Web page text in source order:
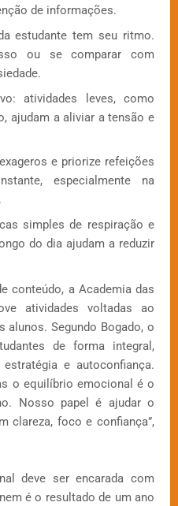
de informações.
estudante tem seu ritmo.
ou se comparar com
atividades leves, como
ajudam a aliviar a tensão e
e priorize refeições
especialmente na
simples de respiração e
do dia ajudam a reduzir
conteúdo, a Academia das
atividades voltadas ao
alunos. Segundo Bogado, o
de forma integral,
e autoconfiança.
o equilíbrio emocional é o
Nosso papel é ajudar o
clareza, foco e confiança”,
deve ser encarada com
é o resultado de um ano